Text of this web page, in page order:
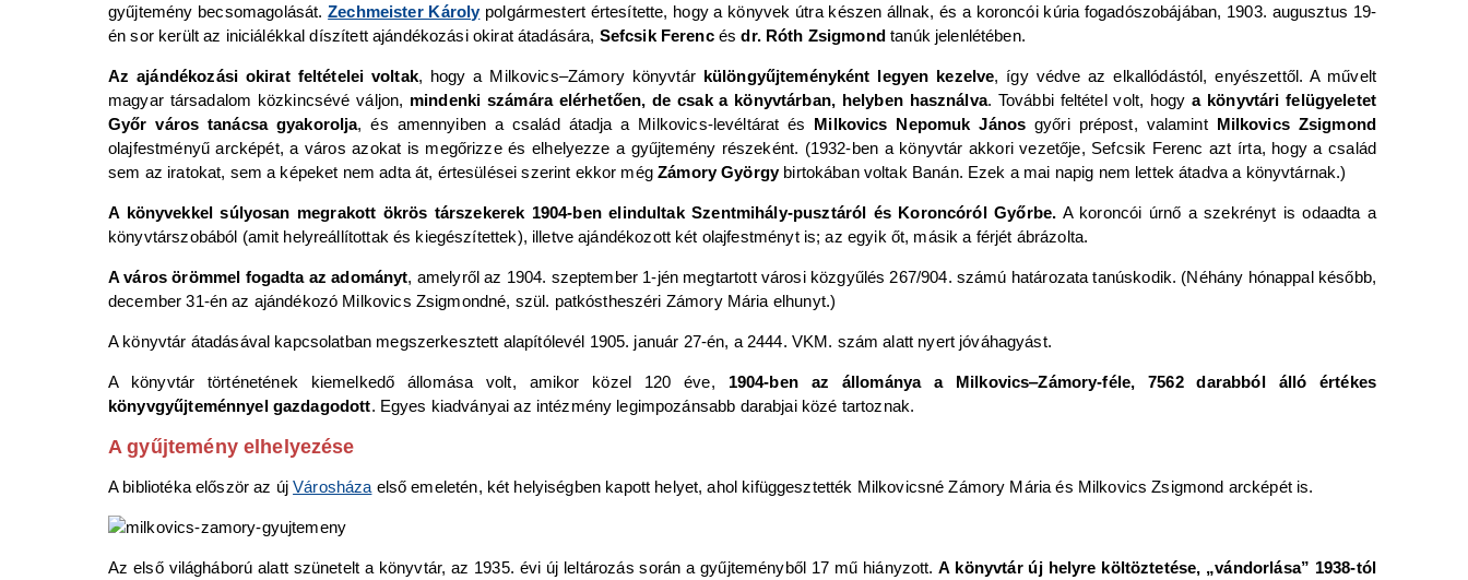
gyűjtemény becsomagolását.Zechmeister Károlypolgármestert értesítette, hogy a könyvek útra készen állnak, és a koroncói kúria fogadószobájában, 1903. augusztus 19-
én sor került az iniciálékkal díszített ajándékozási okirat átadására, Sefcsik Ferencés dr. Róth Zsigmondtanúk jelenlétében.
Az ajándékozási okirat feltételei voltak, hogy a Milkovics‒Zámory könyvtár különgyűjteményként legyen kezelve, így védve az elkallódástól, enyészettől. A művelt
magyar társadalom közkincsévé váljon, mindenki számára elérhetően, de csak a könyvtárban, helyben használva. További feltétel volt, hogya könyvtári felügyeletet
Győr város tanácsa gyakorolja, és amennyiben a család átadja a Milkovics-levéltárat és Milkovics Nepomuk János győri prépost, valamint Milkovics Zsigmond
olajfestményű arcképét, a város azokat is megőrizze és elhelyezze a gyűjtemény részeként. (1932-ben a könyvtár akkori vezetője, Sefcsik Ferenc azt írta, hogy a család
sem az iratokat, sem a képeket nem adta át, értesülései szerint ekkor mégZámory György birtokában voltak Banán. Ezek a mai napig nem lettek átadva a könyvtárnak.)
A könyvekkel súlyosan megrakott ökrös társzekerek 1904-ben elindultak Szentmihály-pusztáról és Koroncóról Győrbe. A koroncói úrnő a szekrényt is odaadta a
könyvtárszobából (amit helyreállítottak és kiegészítettek), illetve ajándékozott két olajfestményt is; az egyik őt, másik a férjét ábrázolta.
A város örömmel fogadta az adományt, amelyről az 1904. szeptember 1-jén megtartott városi közgyűlés 267/904. számú határozata tanúskodik. (Néhány hónappal később,
december 31-én az ajándékozó Milkovics Zsigmondné, szül. patkóstheszéri Zámory Mária elhunyt.)
A könyvtár átadásával kapcsolatban megszerkesztett alapítólevél 1905. január 27-én, a 2444. VKM. szám alatt nyert jóváhagyást.
A könyvtár történetének kiemelkedő állomása volt, amikor közel 120 éve, 1904-ben az állománya a Milkovics‒Zámory-féle, 7562 darabból álló értékes
könyvgyűjteménnyel gazdagodott. Egyes kiadványai az intézmény legimpozánsabb darabjai közé tartoznak.
A gyűjtemény elhelyezése
A bibliotéka először az újVárosháza első emeletén, két helyiségben kapott helyet, ahol kifüggesztették Milkovicsné Zámory Mária és Milkovics Zsigmond arcképét is.
Az első világháború alatt szünetelt a könyvtár, az 1935. évi új leltározás során a gyűjteményből 17 mű hiányzott.A könyvtár új helyre költöztetése, „vándorlása” 1938-tól